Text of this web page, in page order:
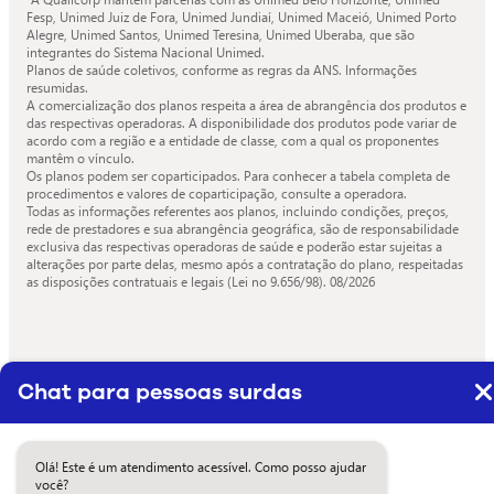
Fesp, Unimed Juiz de Fora, Unimed Jundiaí, Unimed Maceió, Unimed Porto
Alegre, Unimed Santos, Unimed Teresina, Unimed Uberaba, que são
integrantes do Sistema Nacional Unimed.
Planos de saúde coletivos, conforme as regras da ANS. Informações
resumidas.
A comercialização dos planos respeita a área de abrangência dos produtos e
das respectivas operadoras. A disponibilidade dos produtos pode variar de
acordo com a região e a entidade de classe, com a qual os proponentes
mantêm o vínculo.
Os planos podem ser coparticipados. Para conhecer a tabela completa de
procedimentos e valores de coparticipação, consulte a operadora.
Todas as informações referentes aos planos, incluindo condições, preços,
rede de prestadores e sua abrangência geográfica, são de responsabilidade
exclusiva das respectivas operadoras de saúde e poderão estar sujeitas a
alterações por parte delas, mesmo após a contratação do plano, respeitadas
as disposições contratuais e legais (Lei no 9.656/98). 08/2026
Chat para pessoas surdas
Olá! Este é um atendimento acessível. Como posso ajudar
você?